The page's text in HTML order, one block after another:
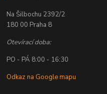
Na Šilbochu 2392/2
180 00 Praha 8
Otevírací doba:
PO - PÁ 8:00 - 16:30
Odkaz na Google mapu